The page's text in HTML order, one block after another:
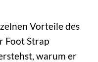
Vorteile des
Foot Strap
warum er